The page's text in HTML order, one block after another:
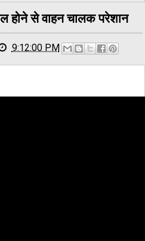
होने से वाहन चालक परेशान
9:12:00 PM